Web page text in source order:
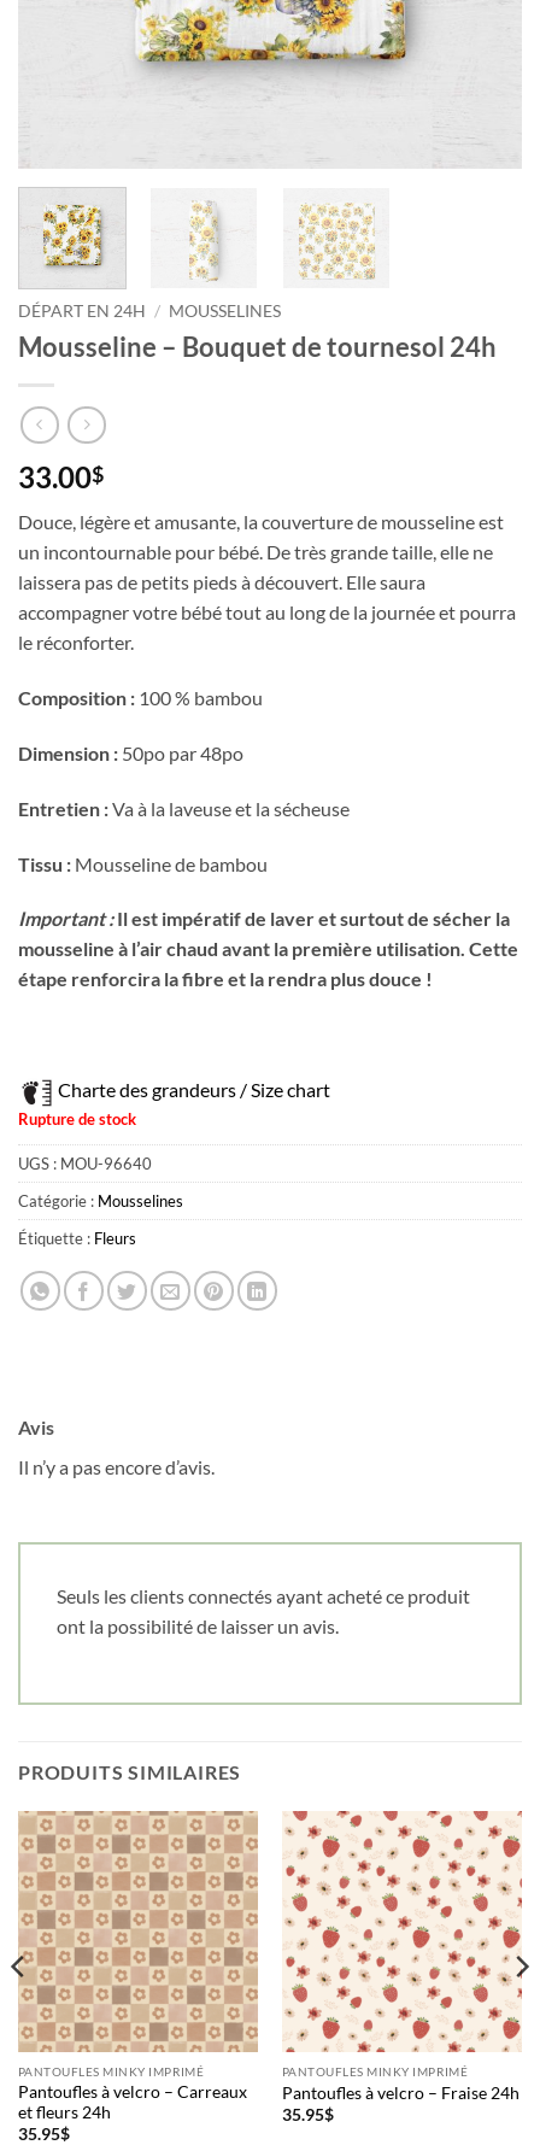
DÉPART EN 24H / MOUSSELINES
Mousseline – Bouquet de tournesol 24h
33.00$
Douce, légère et amusante, la couverture de mousseline est
un incontournable pour bébé. De très grande taille, elle ne
laissera pas de petits pieds à découvert. Elle saura
accompagner votre bébé tout au long de la journée et pourra
le réconforter.
Composition : 100 % bambou
Dimension : 50po par 48po
Entretien :Va à la laveuse et la sécheuse
Tissu : Mousseline de bambou
Important :Il est impératif de laver et surtout de sécher la
mousseline à l’air chaud avant la première utilisation. Cette
étape renforcira la fibre et la rendra plus douce !
Charte des grandeurs / Size chart
Rupture de stock
UGS : MOU-96640
Catégorie : Mousselines
Étiquette : Fleurs
Avis
Il n’y a pas encore d’avis.
Seuls les clients connectés ayant acheté ce produit
ont la possibilité de laisser un avis.
PRODUITS SIMILAIRES
PANTOUFLES MINKY IMPRIMÉ
Pantoufles à velcro – Carreaux
et fleurs 24h
35.95$
PANTOUFLES MINKY IMPRIMÉ
Pantoufles à velcro – Fraise 24h
35.95$
Obtenez 10% de rabais
prochaine commande en vous inscrivant à
notre infolettre!
Cliquez ici pour obtenir votre 10%